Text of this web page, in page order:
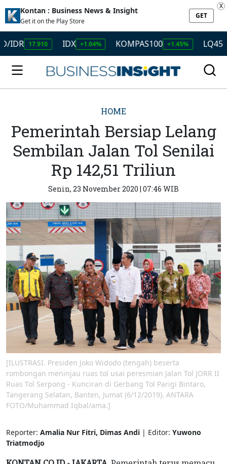
Kontan : Business News & Insight
Get it on the Play Store
GET
X
17.910 IDX +1.04% KOMPAS100 +1.45% LQ45
HOME
Pemerintah Bersiap Lelang
Sembilan Jalan Tol Senilai
Rp 142,51 Triliun
Senin, 23 November 2020 | 07:46 WIB
[ILUSTRASI. Presiden Joko Widodo (tengah) beserta
rombongan meninjau ruas tol usai peresmian Jalan Tol JORR II
Ruas Tol Serpong - Kunciran di Gerbang Tol Parigi Bintaro,
Tangerang Selatan, Banten, Jumat (6/12/2019). ANTARA
FOTO/Muhammad Iqbal/ama.]
Reporter: Amalia Nur Fitri, Dimas Andi | Editor: Yuwono
Triatmodjo